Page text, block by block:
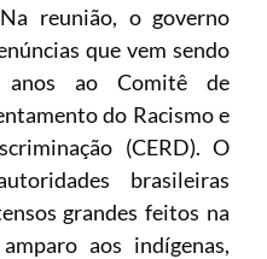
reunião, o governo
que vem sendo
anos ao Comitê de
do Racismo e
(CERD). O
brasileiras
grandes feitos na
aos indígenas,